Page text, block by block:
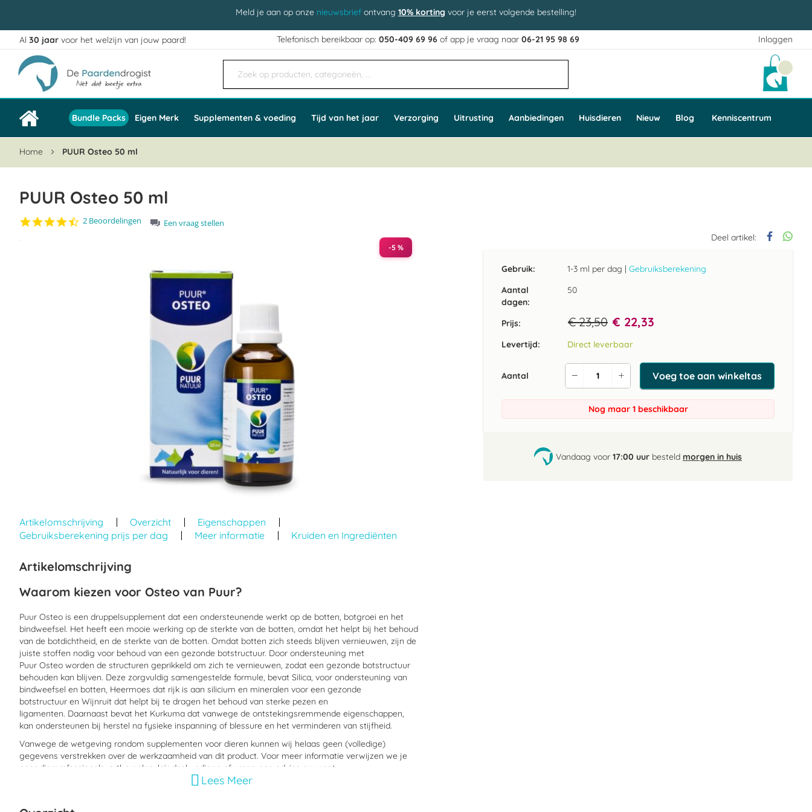
Meld je aan op onze nieuwsbrief ontvang 10% korting voor je eerst volgende bestelling!
Inloggen
Ga
naar
de
inhoud
Al 30 jaar voor het welzijn van jouw paard! Telefonisch bereikbaar op:050-409 69 96 of app je vraag naar06-21 95 98 69
Bundle Packs Eigen Merk Supplementen & voeding Tijd van het jaar Verzorging Uitrusting Aanbiedingen Huisdieren Nieuw Blog Kenniscentrum
Home PUUR Osteo 50 ml
PUUR Osteo 50 ml
4.5
2 Beoordelingen
Een vraag stellen
Deel artikel:
Gebruik: 1-3 ml per dag | Gebruiksberekening
Aantal
dagen:
50
Prijs: € 23,50 € 22,33
Levertijd: Direct leverbaar
Aantal
Verhoog
de
aantal
Verlaag
de
aantal
Voeg toe aan winkeltas
Nog maar 1 beschikbaar
Vandaag voor 17:00 uur besteld morgen in huis
-5 %
naar
het
begin
de
gallerij
Artikelomschrijving Overzicht
Eigenschappen
Gebruiksberekening prijs per dag
Meer informatie Kruiden en Ingrediënten
Artikelomschrijving
Waarom kiezen voor Osteo van Puur?
Puur Osteo is een druppelsupplement dat een ondersteunende werkt op de botten, botgroei en het
bindweefsel. Het heeft een mooie werking op de sterkte van de botten, omdat het helpt bij het behoud
van de botdichtheid, en de sterkte van de botten. Omdat botten zich steeds blijven vernieuwen, zijn de
juiste stoffen nodig voor behoud van een gezonde botstructuur. Door ondersteuning met
Puur Osteo worden de structuren geprikkeld om zich te vernieuwen, zodat een gezonde botstructuur
behouden kan blijven. Deze zorgvuldig samengestelde formule, bevat Silica, voor ondersteuning van
bindweefsel en botten, Heermoes dat rijk is aan silicium en mineralen voor een gezonde
botstructuur en Wijnruit dat helpt bij te dragen het behoud van sterke pezen en
ligamenten. Daarnaast bevat het Kurkuma dat vanwege de ontstekingsremmende eigenschappen,
kan ondersteunen bij herstel na fysieke inspanning of blessure en het verminderen van stijfheid.
Vanwege de wetgeving rondom supplementen voor dieren kunnen wij helaas geen (volledige)
gegevens verstrekken over de werkzaamheid van dit product. Voor meer informatie verwijzen we je
naar dierprofessionals, orthomoleculair deskundigen of vraag een advies op maat.
Wanneer moet Puur
Lees Meer